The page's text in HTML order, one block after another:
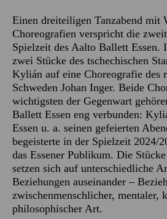
Einen dreiteiligen Tanzabend mit
Choreografien verspricht die
Spielzeit des Aalto Ballett Essen.
zwei Stücke des tschechischen
Kylián auf eine Choreografie des
Schweden Johan Inger. Beide
wichtigsten der Gegenwart
Ballett Essen eng verbunden:
Essen u. a. seinen gefeierten
begeisterte in der Spielzeit 2024/
das Essener Publikum. Die
setzen sich auf unterschiedliche
Beziehungen auseinander –
zwischenmenschlicher, mentaler,
philosophischer Art.